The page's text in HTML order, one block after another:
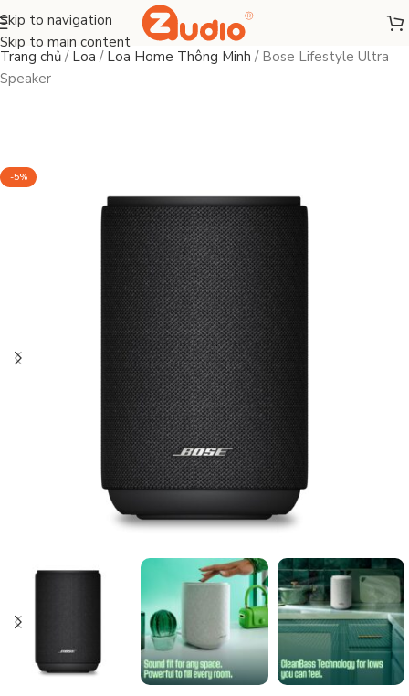
Skip to navigation
Skip to main content
Trang chủ / Loa / Loa Home Thông Minh / Bose Lifestyle Ultra
Speaker
-5%